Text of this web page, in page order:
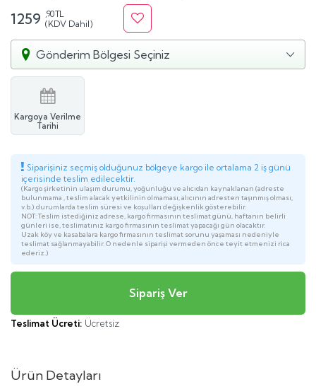
1259 ,90 TL
(KDV Dahil)
Gönderim Bölgesi Seçiniz
Kargoya Verilme
Tarihi
Siparişiniz seçmiş olduğunuz bölgeye kargo ile ortalama 2 iş günü
içerisinde teslim edilecektir.
(Kargo şirketinin ulaşım durumu, yoğunluğu ve alıcıdan kaynaklanan (adreste
bulunmama , teslim alacak yetkilinin olmaması, alıcının adresten taşınmış olması,
v.b.) durumlarda teslim süresi ve koşulları değişkenlik gösterebilir.
NOT: Teslim istediğiniz adrese, kargo firmasının teslimat günü, haftanın belirli
günleri ise, teslimatınız kargo firmasının teslimat yapacağı gün olacaktır.
Uzak köy ve kasabalara kargo firmasının teslimat sorunu yaşaması nedeniyle
teslimat sağlanmayabilir. O nedenle siparişi vermeden önce teyit etmenizi rica
ederiz.)
Teslimat Ücreti: Ücretsiz
Ürün Detayları